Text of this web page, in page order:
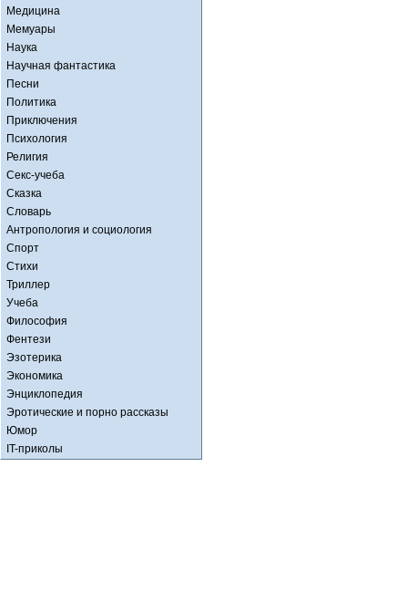
Медицина
Мемуары
Наука
Научная фантастика
Песни
Политика
Приключения
Психология
Религия
Секс-учеба
Сказка
Словарь
Антропология и социология
Спорт
Стихи
Триллер
Учеба
Философия
Фентези
Эзотерика
Экономика
Энциклопедия
Эротические и порно рассказы
Юмор
IT-приколы